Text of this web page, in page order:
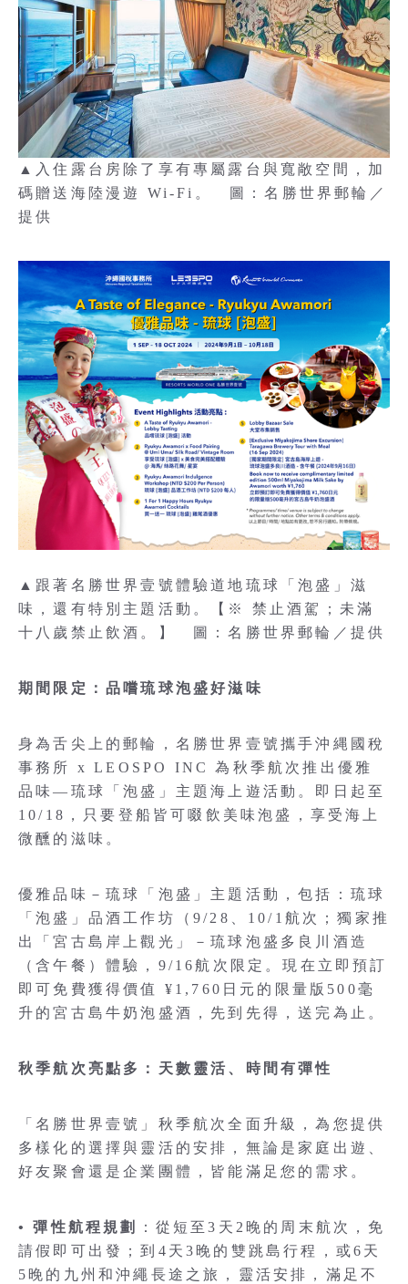
▲入住露台房除了享有專屬露台與寬敞空間，加
碼贈送海陸漫遊 Wi-Fi。 圖：名勝世界郵輪／
提供
▲跟著名勝世界壹號體驗道地琉球「泡盛」滋
味，還有特別主題活動。【※ 禁止酒駕；未滿
十八歲禁止飲酒。】 圖：名勝世界郵輪／提供
期間限定：品嚐琉球泡盛好滋味
身為舌尖上的郵輪，名勝世界壹號攜手沖縄國稅
事務所 x LEOSPO INC 為秋季航次推出優雅
品味—琉球「泡盛」主題海上遊活動。即日起至
10/18，只要登船皆可啜飲美味泡盛，享受海上
微醺的滋味。
優雅品味－琉球「泡盛」主題活動，包括：琉球
「泡盛」品酒工作坊（9/28、10/1航次；獨家推
出「宮古島岸上觀光」－琉球泡盛多良川酒造
（含午餐）體驗，9/16航次限定。現在立即預訂
即可免費獲得價值 ¥1,760日元的限量版500毫
升的宮古島牛奶泡盛酒，先到先得，送完為止。
秋季航次亮點多：天數靈活、時間有彈性
「名勝世界壹號」秋季航次全面升級，為您提供
多樣化的選擇與靈活的安排，無論是家庭出遊、
好友聚會還是企業團體，皆能滿足您的需求。
• 彈性航程規劃
：從短至3天2晚的周末航次，免
請假即可出發；到4天3晚的雙跳島行程，或6天
5晚的九州和沖繩長途之旅，靈活安排，滿足不